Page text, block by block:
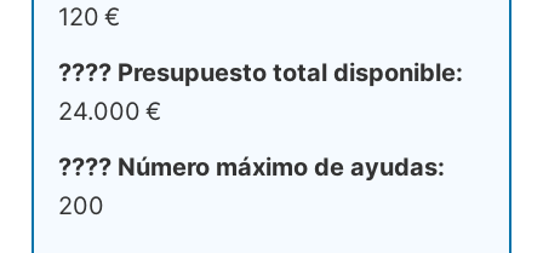
120 €
???? Presupuesto total disponible:
24.000 €
???? Número máximo de ayudas:
200